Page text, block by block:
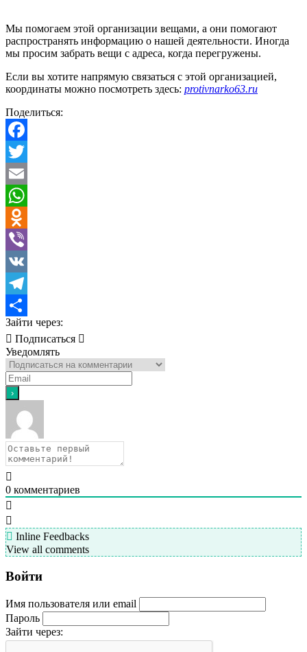
Мы помогаем этой организации вещами, а они помогают
распространять информацию о нашей деятельности. Иногда
мы просим забрать вещи с адреса, когда перегружены.
Если вы хотите напрямую связаться с этой организацией,
координаты можно посмотреть здесь: protivnarko63.ru
Поделиться:
Facebook
Twitter
Email
WhatsApp
Odnoklassniki
Viber
VK
Telegram
Отправить
Зайти через:
Подписаться
Уведомлять
0 комментариев
Inline Feedbacks
View all comments
Войти
Имя пользователя или email
Пароль
Зайти через: